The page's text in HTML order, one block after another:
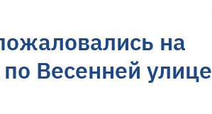
на
Весенней улице